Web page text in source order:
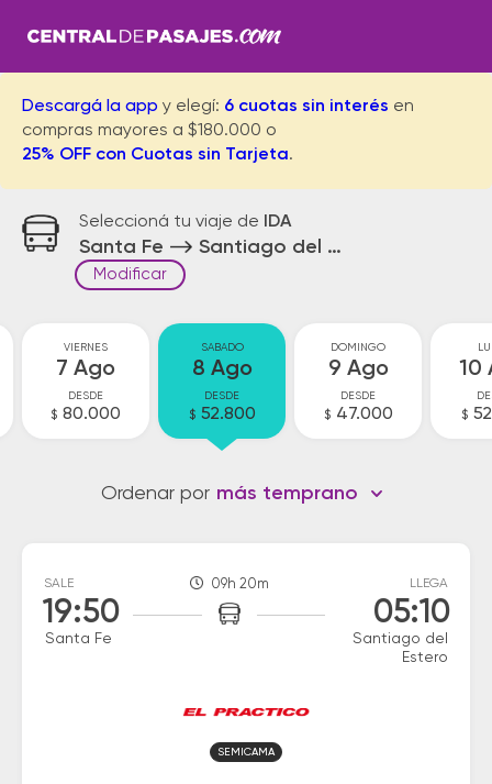
Descargá la app y elegí: 6 cuotas sin interés en
compras mayores a $180.000 o
25% OFF con Cuotas sin Tarjeta.
Seleccioná tu viaje de IDA
Santa Fe Santiago del Estero
Modificar
VIERNES
7 Ago
DESDE
$ 80.000
SABADO
8 Ago
DESDE
$ 52.800
DOMINGO
9 Ago
DESDE
$ 47.000
10
$
Ordenar por más temprano
SALE
19:50
Santa Fe
09h 20m LLEGA
05:10
Santiago del
Estero
SEMICAMA